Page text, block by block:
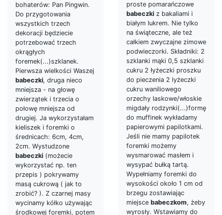
bohaterów: Pan Pingwin.
Do przygotowania
wszystkich trzech
dekoracji będziecie
potrzebować trzech
okrągłych
foremek(...)szklanek.
Pierwsza wielkości Waszej
babeczki, druga nieco
mniejsza - na głowę
zwierzątek i trzecia o
połowę mniejsza od
drugiej. Ja wykorzystałam
kieliszek i foremki o
średnicach: 6cm, 4cm,
2cm. Wystudzone
babeczki (możecie
wykorzystać np. ten
przepis ) pokrywamy
masą cukrową ( jak to
zrobić? ). Z czarnej masy
wycinamy kółko używając
środkowej foremki, potem
proste pomarańczowe
babeczki z bakaliami i
białym lukrem. Nie tylko
na świąteczne, ale też
całkiem zwyczajne zimowe
podwieczorki. Składniki: 2
szklanki mąki 0,5 szklanki
cukru 2 łyżeczki proszku
do pieczenia 2 lyżeczki
cukru waniliowego
orzechy laskowe/włoskie
migdały rodzynki(...)formę
do muffinek wykładamy
papierowymi papilotkami.
Jeśli nie mamy papilotek
foremki możemy
wysmarować masłem i
wysypać bułką tartą.
Wypełniamy foremki do
wysokości około 1 cm od
brzegu zostawiając
miejsce babeczkom, żeby
wyrosły. Wstawiamy do